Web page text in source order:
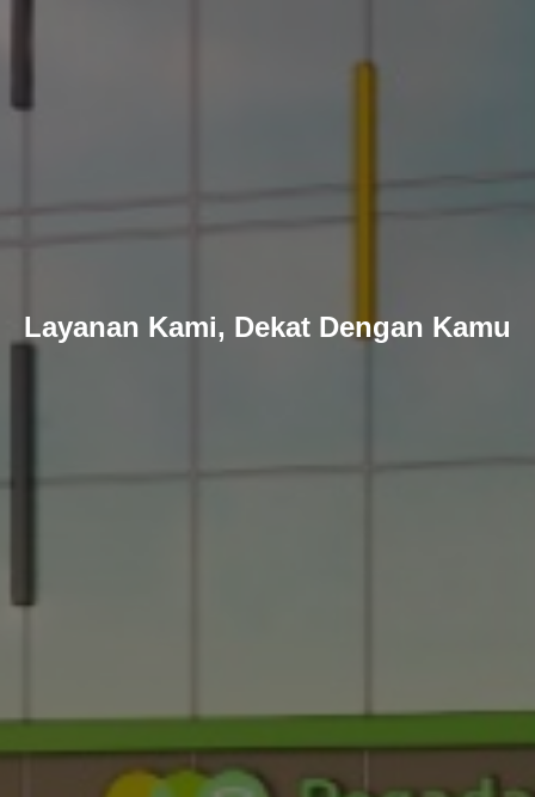
Layanan Kami, Dekat Dengan Kamu